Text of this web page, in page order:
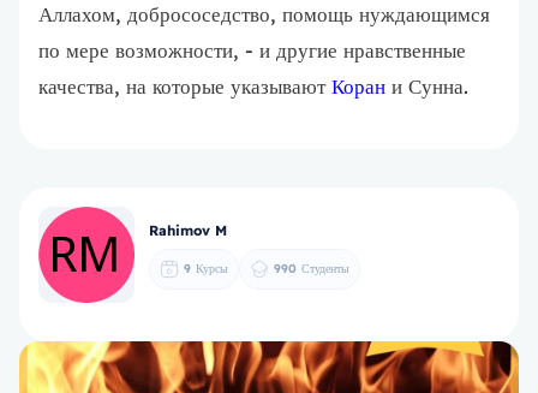
Аллахом, добрососедство, помощь нуждающимся
по мере возможности, - и другие нравственные
качества, на которые указываютКоран и Сунна.
Rahimov M
9 Курсы 990 Студенты